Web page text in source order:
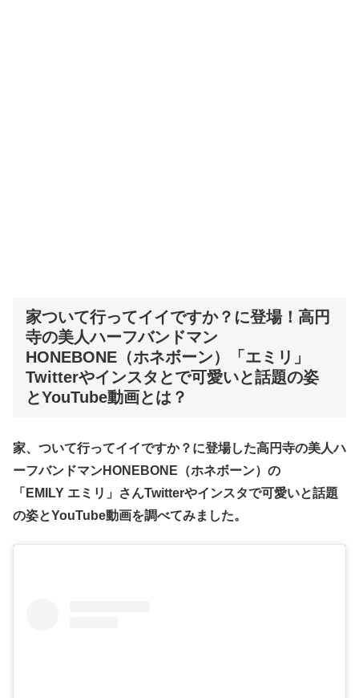
家ついて行ってイイですか？に登場！高円
寺の美人ハーフバンドマン
HONEBONE （ホネボーン）
「エミリ」
Twitterやインスタとで可愛いと話題の姿
とYouTube動画とは？
家、ついて行ってイイですか？に登場した高円寺の美人ハ
ーフバンドマンHONEBONE（ホネボーン）の
「EMILY エミリ」さんTwitterやインスタで可愛いと話題
の姿とYouTube動画を調べてみました。